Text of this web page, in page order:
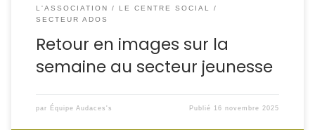
L'ASSOCIATION
LE CENTRE SOCIAL
SECTEUR ADOS
Retour en images sur la
semaine au secteur jeunesse
par Équipe Audaces's Publié 16 novembre 2025